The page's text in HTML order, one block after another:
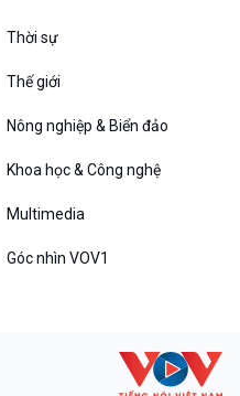
Góc nhìn VOV1
10 phút Sự kiện - Luận bàn
Dòng chảy sự kiện
Đối thoại
Chuyện đêm
Thời sự
Thế giới
Nông nghiệp & Biển đảo
Khoa học & Công nghệ
Multimedia
Góc nhìn VOV1